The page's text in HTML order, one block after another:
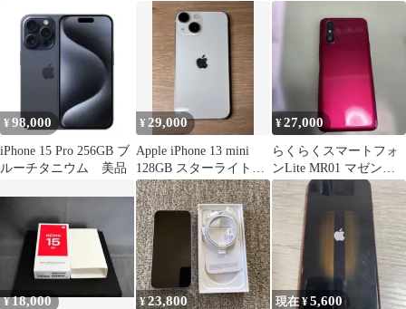
本体(ケース付)
¥ 98,000
iPhone 15 Pro 256GB ブ
ルーチタニウム 美品
¥ 29,000
Apple iPhone 13 mini
128GB スターライト
SIMフリー
¥27,000
らくらくスマートフォ
ンLite MR01 マゼンタ
SIMフリー UQモバイル
¥18,000 ¥23,800 現在 ¥5,600